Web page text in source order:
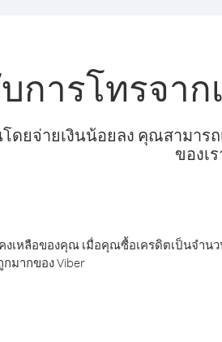
การโทรจา
ดยจ่ายเงินน้อยลง คุณสามาร
ของเร
งเหลือของคุณ เมื่อคุณซื้อเครดิตเป็นจำ
มากของ Viber